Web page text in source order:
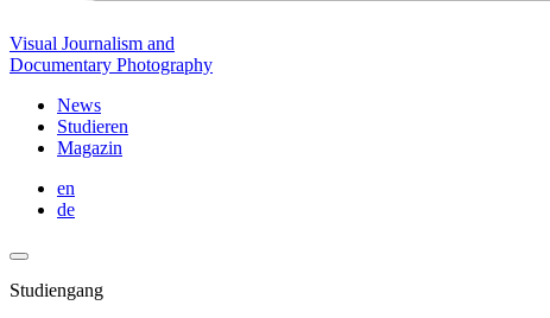
Visual Journalism and
Documentary Photography
News
Studieren
Magazin
en
de
Studiengang